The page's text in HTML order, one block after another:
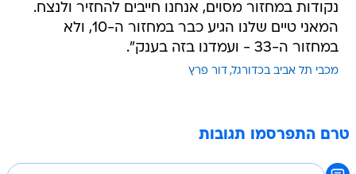
נקודות במחזור מסוים, אנחנו חייבים להחזיר ולנצח.
המאני טיים שלנו הגיע כבר במחזור ה-10, ולא
במחזור ה-33 - ועמדנו בזה בענק".
מכבי תל אביב בכדורגל דור פרץ
טרם התפרסמו תגובות